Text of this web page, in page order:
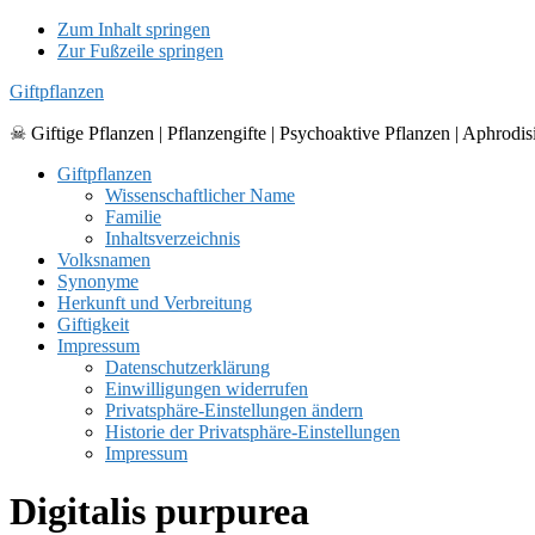
Zum Inhalt springen
Zur Fußzeile springen
Giftpflanzen
☠ Giftige Pflanzen | Pflanzengifte | Psychoaktive Pflanzen |
Giftpflanzen
Wissenschaftlicher Name
Familie
Inhaltsverzeichnis
Volksnamen
Synonyme
Herkunft und Verbreitung
Giftigkeit
Impressum
Datenschutzerklärung
Einwilligungen widerrufen
Privatsphäre-Einstellungen ändern
Historie der Privatsphäre-Einstellungen
Impressum
Digitalis purpurea